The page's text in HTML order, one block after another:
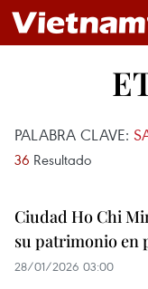
PALABRA CLAVE:
36 Resultado
Ciudad Ho Chi
su patrimonio
28/01/2026 03:00